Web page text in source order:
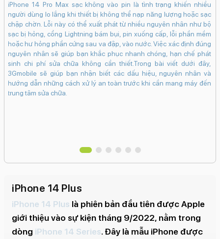
iPhone 14 Pro Max sạc không vào pin là tình trạng khiến nhiều
người dùng lo lắng khi thiết bị không thể nạp năng lượng hoặc sạc
chập chờn. Lỗi này có thể xuất phát từ nhiều nguyên nhân như bộ
sạc bị hỏng, cổng Lightning bám bụi, pin xuống cấp, lỗi phần mềm
hoặc hư hỏng phần cứng sau va đập, vào nước. Việc xác định đúng
nguyên nhân sẽ giúp bạn khắc phục nhanh chóng, hạn chế phát
sinh chi phí sửa chữa không cần thiết.Trong bài viết dưới đây,
3Gmobile sẽ giúp bạn nhận biết các dấu hiệu, nguyên nhân và
hướng dẫn những cách xử lý an toàn trước khi cần mang máy đến
trung tâm sửa chữa.
iPhone 14 Plus
iPhone 14 Plus là phiên bản đầu tiên được Apple
giới thiệu vào sự kiện tháng 9/2022, nằm trong
dòng iPhone 14 Series. Đây là mẫu iPhone được